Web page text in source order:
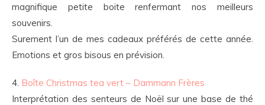
magnifique petite boite renfermant nos meilleurs
souvenirs.
Surement l’un de mes cadeaux préférés de cette année.
Emotions et gros bisous en prévision.
4. Boîte Christmas tea vert – Dammann Frères
Interprétation des senteurs de Noël sur une base de thé